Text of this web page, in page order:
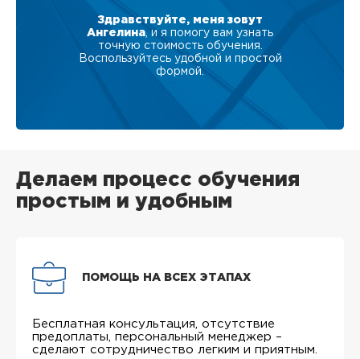
Здравствуйте, меня зовут
Ангелина , и я помогу вам узнать
точную стоимость обучения.
Воспользуйтесь удобной и простой
формой.
Делаем процесс обучения
простым и удобным
ПОМОЩЬ НА ВСЕХ ЭТАПАХ
Бесплатная консультация, отсутствие
предоплаты, персональный менеджер –
сделают сотрудничество легким и приятным.